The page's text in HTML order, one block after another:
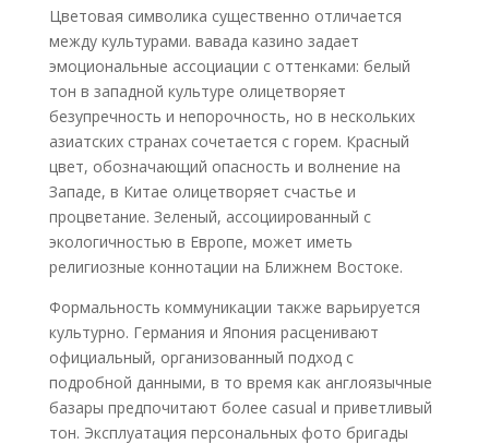
Цветовая символика существенно отличается
между культурами. вавада казино задает
эмоциональные ассоциации с оттенками: белый
тон в западной культуре олицетворяет
безупречность и непорочность, но в нескольких
азиатских странах сочетается с горем. Красный
цвет, обозначающий опасность и волнение на
Западе, в Китае олицетворяет счастье и
процветание. Зеленый, ассоциированный с
экологичностью в Европе, может иметь
религиозные коннотации на Ближнем Востоке.
Формальность коммуникации также варьируется
культурно. Германия и Япония расценивают
официальный, организованный подход с
подробной данными, в то время как англоязычные
базары предпочитают более casual и приветливый
тон. Эксплуатация персональных фото бригады